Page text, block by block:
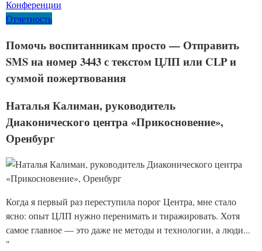
Конференции
Отчетность
Помочь воспитанникам просто — Отправить
SMS на номер 3443 с текстом ЦЛП или CLP и
суммой пожертвования
Наталья Калиман, руководитель
Диаконического центра «Прикосновение»,
Оренбург
Когда я первый раз переступила порог Центра, мне стало
ясно: опыт ЦЛП нужно перенимать и тиражировать. Хотя
самое главное — это даже не методы и технологии, а люди...
"